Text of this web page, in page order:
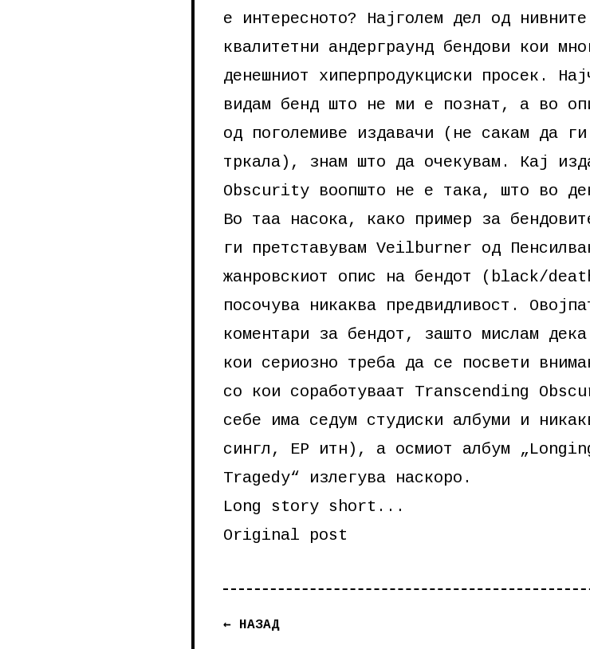
е интересното? Најголем дел од
квалитетни андерграунд бендови кои
денешниот хиперпродукциски просек.
видам бенд што не ми е познат, а во
од поголемиве издавачи (не сакам да
тркала), знам што да очекувам. Кај
Obscurity воопшто не е така, што во
Во таа насока, како пример за
ги претставувам Veilburner од
жанровскиот опис на бендот (black/
посочува никаква предвидливост.
коментари за бендот, зашто мислам
кои сериозно треба да се посвети
со кои соработуваат Transcending
себе има седум студиски албуми и
сингл, ЕР итн), а осмиот албум
Tragedy“ излегува наскоро.
Long story short...
Original post
← НАЗАД